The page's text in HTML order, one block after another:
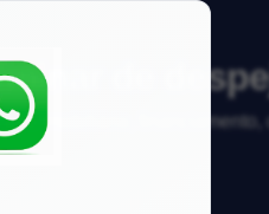
de
imobiliário,